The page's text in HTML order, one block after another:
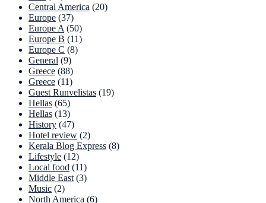
Central America (20)
Europe (37)
Europe A (50)
Europe B (11)
Europe C (8)
General (9)
Greece (88)
Greece (11)
Guest Runvelistas (19)
Hellas (65)
Hellas (13)
History (47)
Hotel review (2)
Kerala Blog Express (8)
Lifestyle (12)
Local food (11)
Middle East (3)
Music (2)
North America (6)